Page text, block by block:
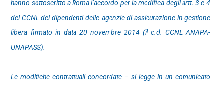
hanno sottoscritto a Roma l’accordo per la modifica degli artt. 3 e 4
del CCNL dei dipendenti delle agenzie di assicurazione in gestione
libera firmato in data 20 novembre 2014 (il c.d. CCNL ANAPA-
UNAPASS).
Le modifiche contrattuali concordate – si legge in un comunicato